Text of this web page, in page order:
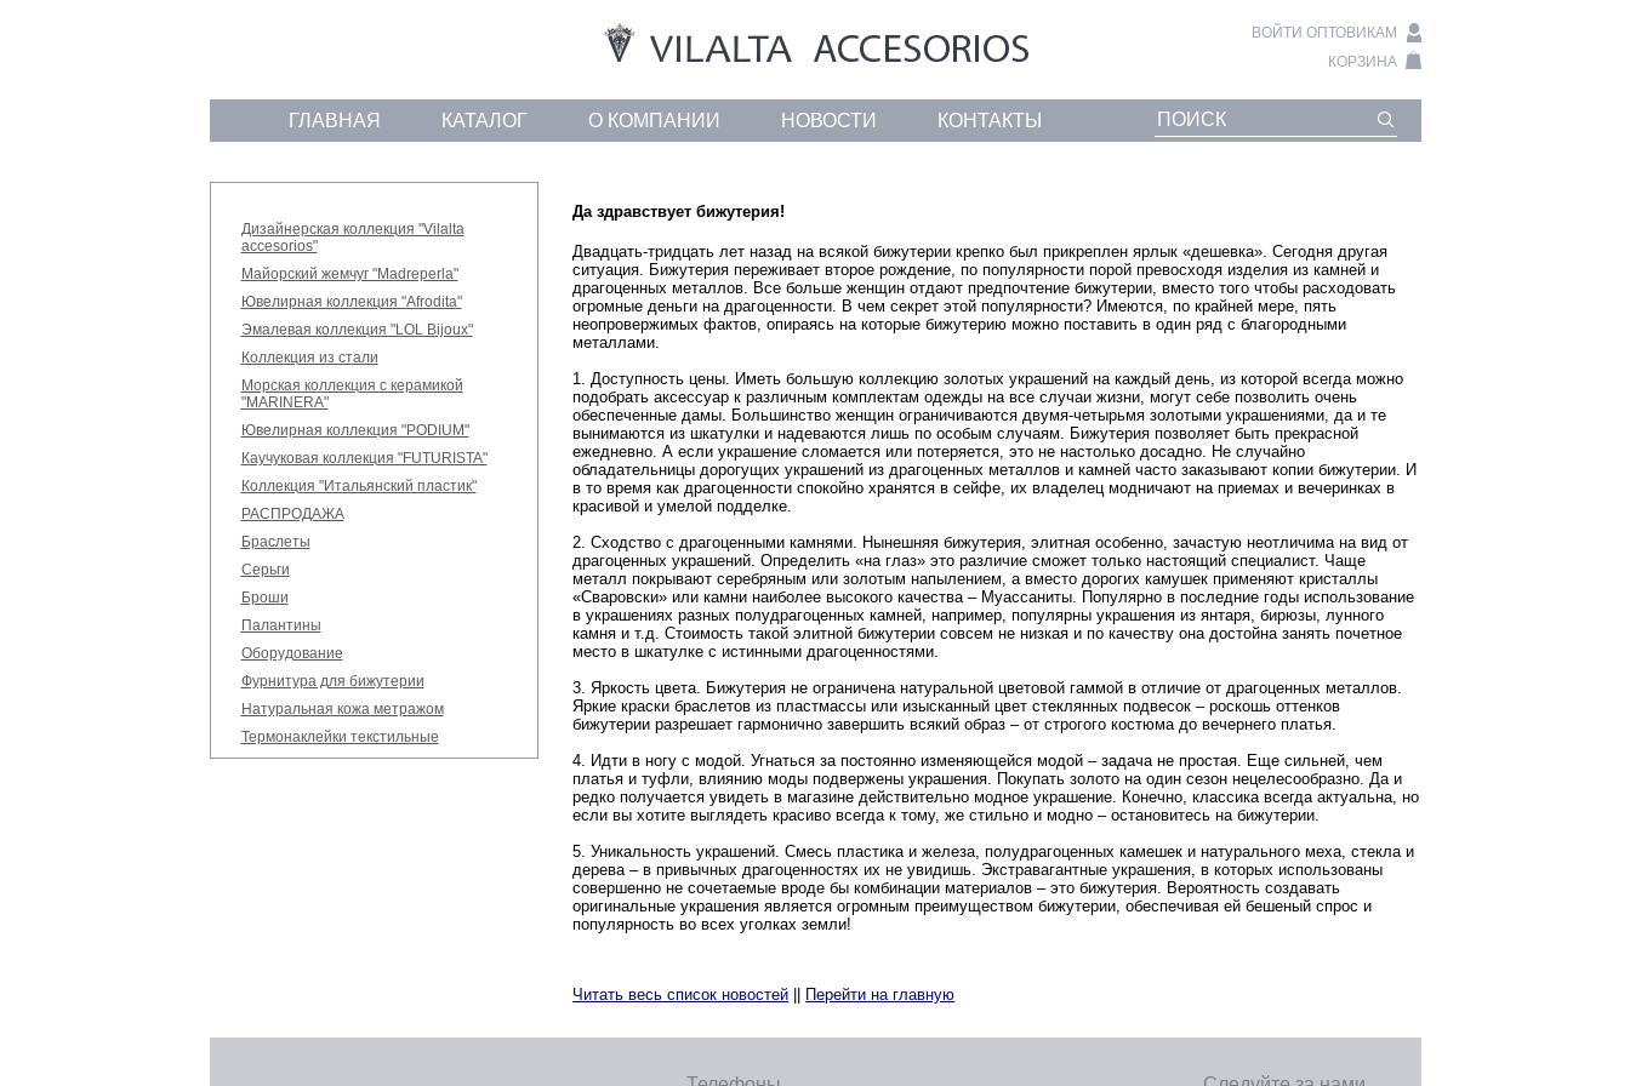
ВОЙТИ ОПТОВИКАМ
КОРЗИНА
ГЛАВНАЯ КАТАЛОГ О КОМПАНИИ НОВОСТИ КОНТАКТЫ
Дизайнерская коллекция "Vilalta
accesorios"
Майорский жемчуг "Madreperla"
Ювелирная коллекция "Afrodita"
Эмалевая коллекция "LOL Bijoux"
Коллекция из стали
Морская коллекция с керамикой
"MARINERA"
Ювелирная коллекция "PODIUM"
Каучуковая коллекция "FUTURISTA"
Коллекция "Итальянский пластик"
РАСПРОДАЖА
Браслеты
Серьги
Броши
Палантины
Оборудование
Фурнитура для бижутерии
Натуральная кожа метражом
Термонаклейки текстильные
Да здравствует бижутерия!
Двадцать-тридцать лет назад на всякой бижутерии крепко был прикреплен ярлык «дешевка». Сегодня другая
ситуация. Бижутерия переживает второе рождение, по популярности порой превосходя изделия из камней и
драгоценных металлов. Все больше женщин отдают предпочтение бижутерии, вместо того чтобы расходовать
огромные деньги на драгоценности. В чем секрет этой популярности? Имеются, по крайней мере, пять
неопровержимых фактов, опираясь на которые бижутерию можно поставить в один ряд с благородными
металлами.
1. Доступность цены. Иметь большую коллекцию золотых украшений на каждый день, из которой всегда можно
подобрать аксессуар к различным комплектам одежды на все случаи жизни, могут себе позволить очень
обеспеченные дамы. Большинство женщин ограничиваются двумя-четырьмя золотыми украшениями, да и те
вынимаются из шкатулки и надеваются лишь по особым случаям. Бижутерия позволяет быть прекрасной
ежедневно. А если украшение сломается или потеряется, это не настолько досадно. Не случайно
обладательницы дорогущих украшений из драгоценных металлов и камней часто заказывают копии бижутерии. И
в то время как драгоценности спокойно хранятся в сейфе, их владелец модничают на приемах и вечеринках в
красивой и умелой подделке.
2. Сходство с драгоценными камнями. Нынешняя бижутерия, элитная особенно, зачастую неотличима на вид от
драгоценных украшений. Определить «на глаз» это различие сможет только настоящий специалист. Чаще
металл покрывают серебряным или золотым напылением, а вместо дорогих камушек применяют кристаллы
«Сваровски» или камни наиболее высокого качества – Муассаниты. Популярно в последние годы использование
в украшениях разных полудрагоценных камней, например, популярны украшения из янтаря, бирюзы, лунного
камня и т.д. Стоимость такой элитной бижутерии совсем не низкая и по качеству она достойна занять почетное
место в шкатулке с истинными драгоценностями.
3. Яркость цвета. Бижутерия не ограничена натуральной цветовой гаммой в отличие от драгоценных металлов.
Яркие краски браслетов из пластмассы или изысканный цвет стеклянных подвесок – роскошь оттенков
бижутерии разрешает гармонично завершить всякий образ – от строгого костюма до вечернего платья.
4. Идти в ногу с модой. Угнаться за постоянно изменяющейся модой – задача не простая. Еще сильней, чем
платья и туфли, влиянию моды подвержены украшения. Покупать золото на один сезон нецелесообразно. Да и
редко получается увидеть в магазине действительно модное украшение. Конечно, классика всегда актуальна, но
если вы хотите выглядеть красиво всегда к тому, же стильно и модно – остановитесь на бижутерии.
5. Уникальность украшений. Смесь пластика и железа, полудрагоценных камешек и натурального меха, стекла и
дерева – в привычных драгоценностях их не увидишь. Экстравагантные украшения, в которых использованы
совершенно не сочетаемые вроде бы комбинации материалов – это бижутерия. Вероятность создавать
оригинальные украшения является огромным преимуществом бижутерии, обеспечивая ей бешеный спрос и
популярность во всех уголках земли!
Читать весь список новостей || Перейти на главную